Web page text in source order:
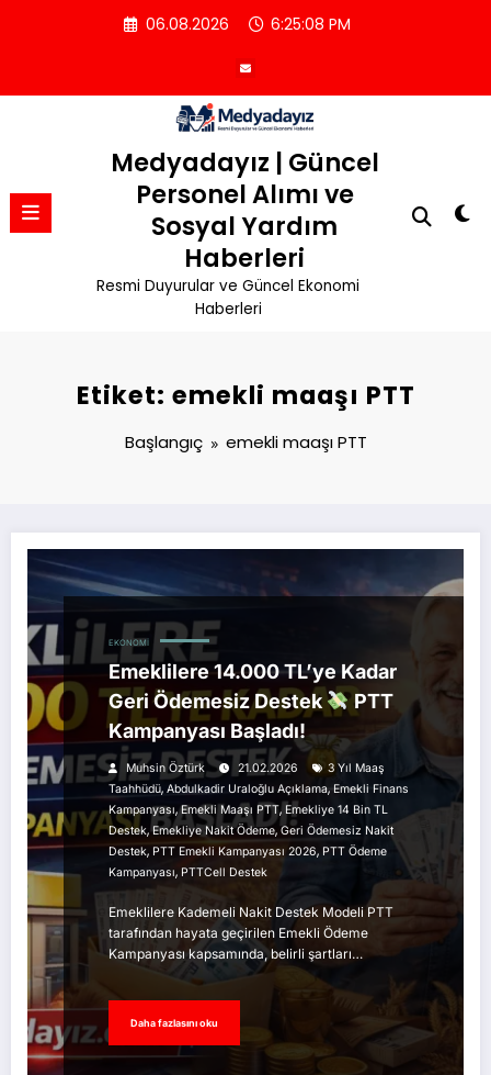
06.08.2026 6:25:09 PM
Medyadayız | Güncel
Personel Alımı ve
Sosyal Yardım
Haberleri
Resmi Duyurular ve Güncel Ekonomi
Haberleri
Etiket: emekli maaşı PTT
Başlangıç emekli maaşı PTT
EKONOMI
Emeklilere 14.000 TL’ye Kadar
Geri Ödemesiz Destek
PTT
Kampanyası Başladı!
Muhsin Öztürk 21.02.2026
3 Yıl Maaş
Taahhüdü, Abdulkadir Uraloğlu Açıklama,Emekli Finans
Kampanyası,Emekli Maaşı PTT, Emekliye 14 Bin TL
Destek,Emekliye Nakit Ödeme, Geri Ödemesiz Nakit
Destek,PTT Emekli Kampanyası 2026, PTT Ödeme
Kampanyası, PTTCell Destek
Emeklilere Kademeli Nakit Destek Modeli PTT
tarafından hayata geçirilen Emekli Ödeme
Kampanyası kapsamında, belirli şartları…
Daha fazlasını oku